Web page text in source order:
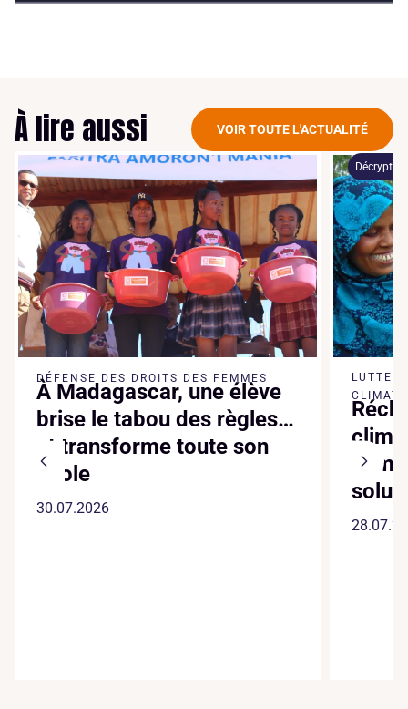
À lire aussi VOIR TOUTE L'ACTUALITÉ
DÉFENSE DES DROITS DES FEMMES
À Madagascar, une élève
brise le tabou des règles…
et transforme toute son
école
30.07.2026
LUTTE